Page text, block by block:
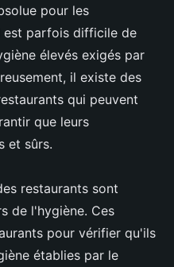
pour les
est parfois difficile de
élevés exigés par
il existe des
qui peuvent
que leurs
et sûrs.
restaurants sont
de l'hygiène. Ces
pour vérifier qu'ils
établies par le